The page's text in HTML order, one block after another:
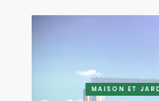
MAISON ET